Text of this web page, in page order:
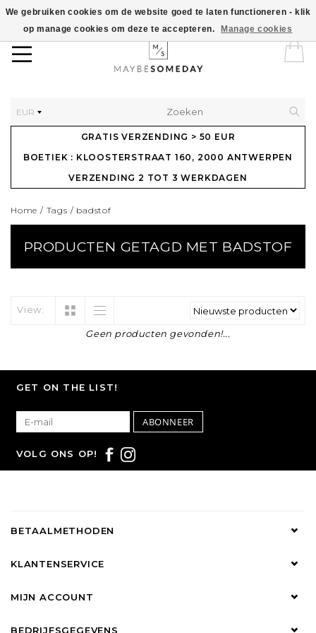
EUR
GRATIS VERZENDING > 50 EUR
BOETIEK : KLOOSTERSTRAAT 160, 2000 ANTWERPEN
VERZENDING 2 TOT 3 WERKDAGEN
Home / Tags / badstof
PRODUCTEN GETAGD MET BADSTOF
View:
Geen producten gevonden!...
We gebruiken cookies om de website goed te laten functioneren - klik
op manage cookies om deze te accepteren.
Manage cookies
GET ON THE LIST!
ABONNEER
VOLG ONS OP!
BETAALMETHODEN
KLANTENSERVICE
MIJN ACCOUNT
BEDRIJFSGEGEVENS